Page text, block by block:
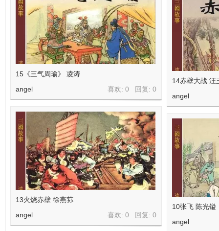
15《三气周瑜》 凌涛
喜欢: 0 回复: 0
angel
14赤壁大战 汪
angel
13火烧赤壁 徐燕荪
喜欢: 0 回复: 0
angel
10张飞 陈光镒
angel